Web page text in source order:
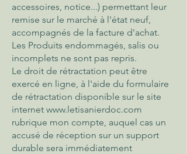
accessoires, notice...) permettant leur
remise sur le marché à l'état neuf,
accompagnés de la facture d'achat.
Les Produits endommagés, salis ou
incomplets ne sont pas repris.
Le droit de rétractation peut être
exercé en ligne, à l'aide du formulaire
de rétractation disponible sur le site
internet www.letisanierdoc.com
rubrique mon compte, auquel cas un
accusé de réception sur un support
durable sera immédiatement